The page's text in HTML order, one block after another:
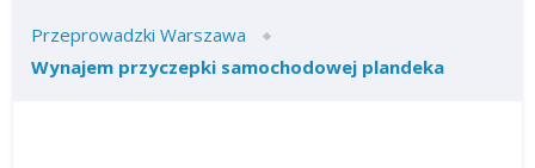
Przeprowadzki Warszawa
Wynajem przyczepki samochodowej plandeka